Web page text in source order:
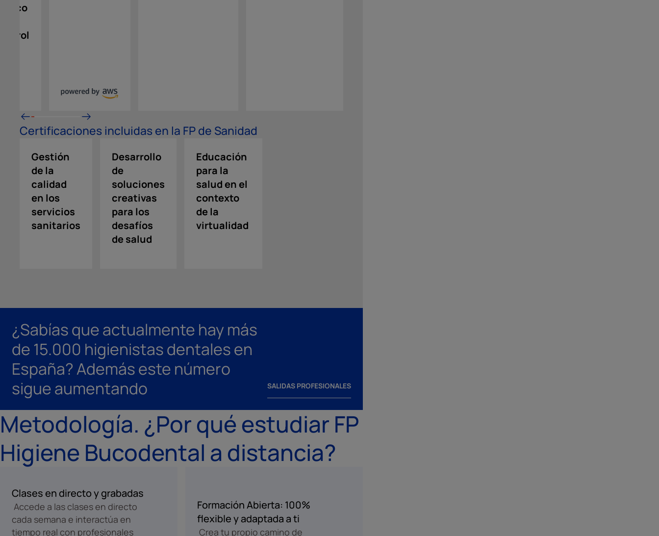
Certificaciones incluidas en la FP de Sanidad
Gestión
de la
calidad
en los
servicios
sanitarios
Desarrollo
de
soluciones
creativas
para los
desafíos
de salud
Educación
para la
salud en el
contexto
de la
virtualidad
¿Sabías que actualmente hay más
de 15.000 higienistas dentales en
España? Además este número
sigue aumentando
SALIDAS PROFESIONALES
Metodología. ¿Por qué estudiar FP
Higiene Bucodental a distancia?
Clases en directo y grabadas
Accede a las clases en directo
cada semana e interactúa en
tiempo real con profesionales
Formación Abierta: 100%
flexible y adaptada a ti
Crea tu propio camino de